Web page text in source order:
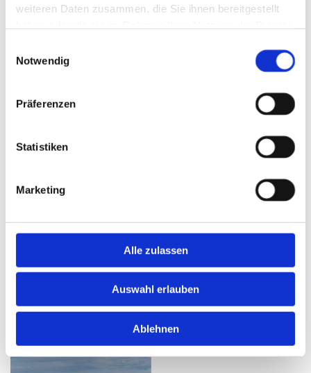
weiteren Daten zusammen, die Sie ihnen bereitgestellt
Notwendig
Präferenzen
Statistiken
Marketing
Alle zulassen
Auswahl erlauben
Ablehnen
ZURÜCK
Gewerbebauten 3